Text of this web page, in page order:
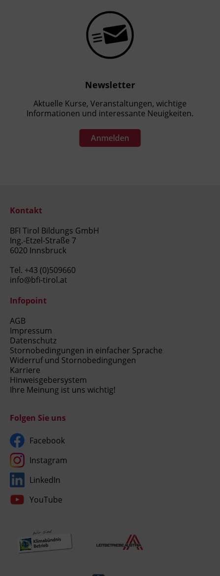
Newsletter
Aktuelle Kurse, Veranstaltungen, wichtige
Informationen und interessante Neuigkeiten.
Anmelden
Kontakt
BFI Tirol Bildungs GmbH
Ing.-Etzel-Straße 7
6020 Innsbruck
Tel. +43 (0)509660
info@bfi-tirol.at
Infopoint
AGB
Impressum
Datenschutz
Stornobedingungen in einfacher Sprache
Widerruf und Stornobedingungen
Karriere
Hinweisgebersystem
Ihre Meinung ist uns wichtig!
Folgen Sie uns
Facebook
Instagram
LinkedIn
YouTube